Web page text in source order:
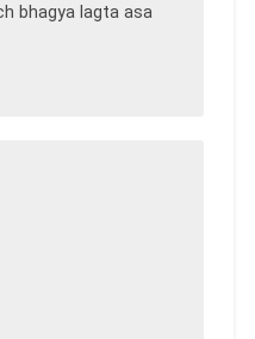
bhagya lagta asa